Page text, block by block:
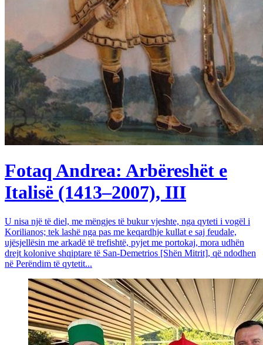
Fotaq Andrea: Arbëreshët e
Italisë (1413–2007), III
U nisa një të diel, me mëngjes të bukur vjeshte, nga qyteti i vogël i
Korilianos; tek lashë nga pas me keqardhje kullat e saj feudale,
ujësjellësin me arkadë të trefishtë, pyjet me portokaj, mora udhën
drejt kolonive shqiptare të San-Demetrios [Shën Mitrit], që ndodhen
në Perëndim të qytetit...